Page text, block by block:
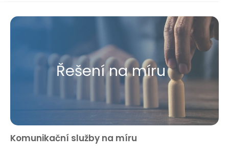
Řešení na míru
Komunikační služby na míru